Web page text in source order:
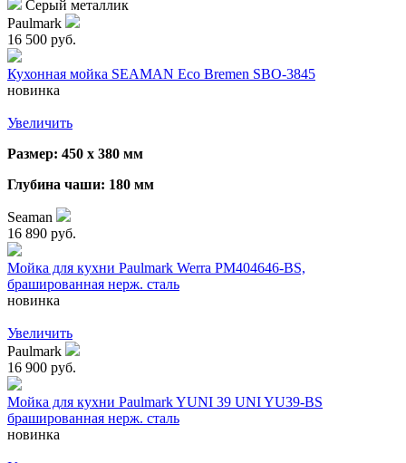
Серый металлик
Paulmark
16 500 руб.
Кухонная мойка SEAMAN Eco Bremen SBO-3845
новинка
Увеличить
Размер: 450 х 380 мм
Глубина чаши: 180 мм
Seaman
16 890 руб.
Мойка для кухни Paulmark Werra PM404646-BS,
брашированная нерж. сталь
новинка
Увеличить
Paulmark
16 900 руб.
Мойка для кухни Paulmark YUNI 39 UNI YU39-BS
брашированная нерж. сталь
новинка